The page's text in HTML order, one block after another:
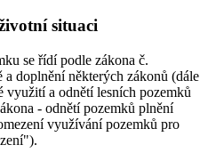
situaci
se řídí podle zákona č.
a doplnění některých zákonů (dále
využití a odnětí lesních pozemků
- odnětí pozemků plnění
využívání pozemků pro